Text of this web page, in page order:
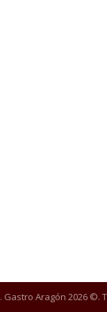
. Gastro Aragón 2026 ©.